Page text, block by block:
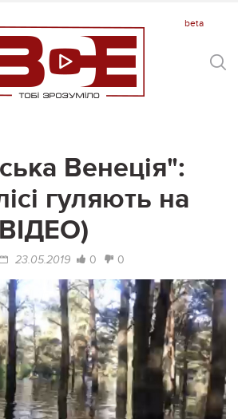
Венеція":
гуляють на
23.05.2019 0 0